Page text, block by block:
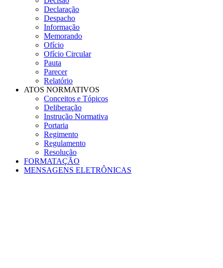
Declaração
Despacho
Informação
Memorando
Ofício
Ofício Circular
Pauta
Parecer
Relatório
ATOS NORMATIVOS
Conceitos e Tópicos
Deliberação
Instrução Normativa
Portaria
Regimento
Regulamento
Resolução
FORMATAÇÃO
MENSAGENS ELETRÔNICAS